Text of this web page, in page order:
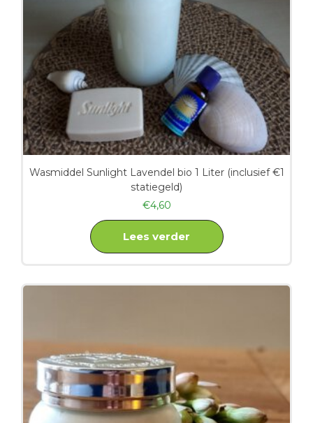
Wasmiddel Sunlight Lavendel bio 1 Liter (inclusief €1
statiegeld)
€4,60
Lees verder